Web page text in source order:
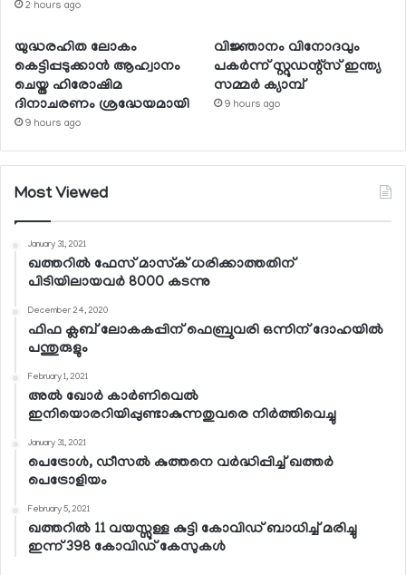
2 hours ago
യുദ്ധരഹിത ലോകം
കെട്ടിപ്പടുക്കാന്‍ ആഹ്വാനം
ചെയ്ത ഹിരോഷിമ
ദിനാചരണം ശ്രദ്ധേയമായി
9 hours ago
വിജ്ഞാനം വിനോദവും
പകര്‍ന്ന് സ്റ്റുഡന്റ്‌സ് ഇന്ത്യ
സമ്മര്‍ ക്യാമ്പ്
9 hours ago
Most Viewed
January 31, 2021
ഖത്തറില്‍ ഫേസ് മാസ്‌ക് ധരിക്കാത്തതിന്
പിടിയിലായവര്‍ 8000 കടന്നു
December 24, 2020
ഫിഫ ക്ലബ് ലോകകപ്പിന് ഫെബ്രുവരി ഒന്നിന് ദോഹയില്‍
പന്തുരുളും
February 1, 2021
അല്‍ ഖോര്‍ കാര്‍ണിവെല്‍
ഇനിയൊരറിയിപ്പുണ്ടാകുന്നതുവരെ നിര്‍ത്തിവെച്ചു
January 31, 2021
പെട്രോള്‍, ഡീസല്‍ കുത്തനെ വര്‍ദ്ധിപ്പിച്ച് ഖത്തര്‍
പെട്രോളിയം
February 5, 2021
ഖത്തറില്‍ 11 വയസ്സുള്ള കുട്ടി കോവിഡ് ബാധിച്ച് മരിച്ചു
ഇന്ന് 398 കോവിഡ് കേസുകള്‍